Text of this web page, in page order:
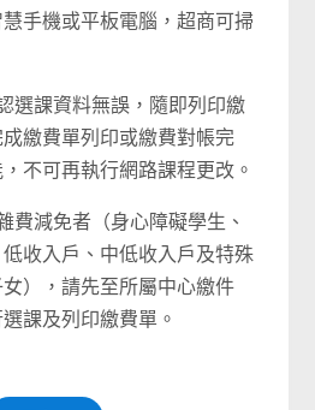
手機或平板電腦，超商可掃
選課資料無誤，隨即列印繳
繳費單列印或繳費對帳完
不可再執行網路課程更改。
費減免者（身心障礙學生、
收入戶、中低收入戶及特殊
），請先至所屬中心繳件
課及列印繳費單。